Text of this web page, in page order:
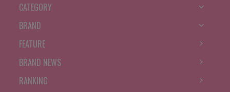
CATEGORY
BRAND
FEATURE
BRAND NEWS
RANKING